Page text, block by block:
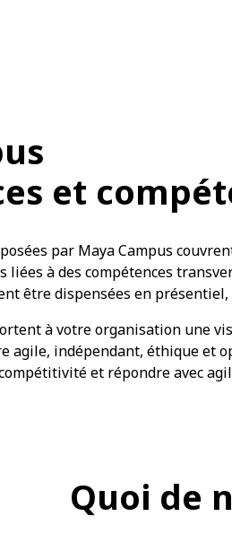
et
par Maya Campus
à des compétences
être dispensées en
à votre organisation une
agile, indépendant, éthique et
et répondre avec
Quoi de